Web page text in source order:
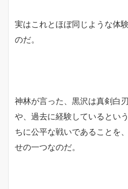
実はこれとほぼ同じような体
のだ。
神林が言った、黒沢は真剣白
や、過去に経験しているとい
ちに公平な戦いであることを
せの一つなのだ。